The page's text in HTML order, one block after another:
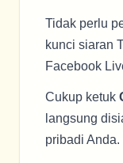
Tidak perlu
kunci siaran
Facebook
Cukup ketuk
langsung
pribadi Anda.